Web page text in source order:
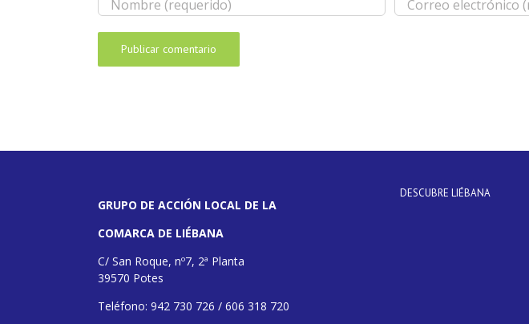
GRUPO DE ACCIÓN LOCAL DE LA
COMARCA DE LIÉBANA
C/ San Roque, nº7, 2ª Planta
39570 Potes
Teléfono: 942 730 726 / 606 318 720
DESCUBRE LIÉBANA